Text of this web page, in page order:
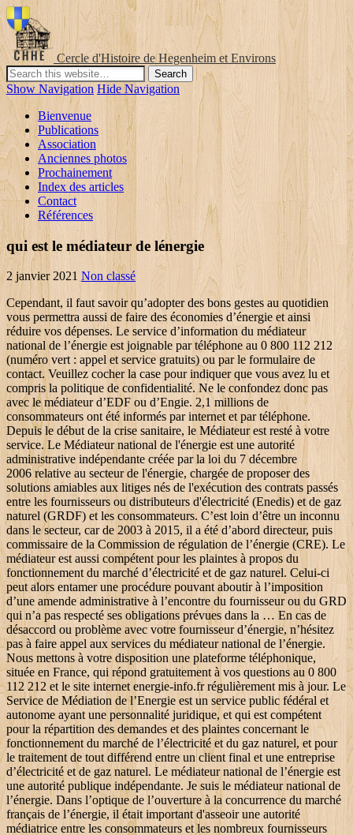
Cercle d'Histoire de Hegenheim et Environs
Show Navigation Hide Navigation
Bienvenue
Publications
Association
Anciennes photos
Prochainement
Index des articles
Contact
Références
qui est le médiateur de lénergie
2 janvier 2021 Non classé
Cependant, il faut savoir qu’adopter des bons gestes au quotidien vous permettra aussi de faire des économies d’énergie et ainsi réduire vos dépenses. Le service d’information du médiateur national de l’énergie est joignable par téléphone au 0 800 112 212 (numéro vert : appel et service gratuits) ou par le formulaire de contact. Veuillez cocher la case pour indiquer que vous avez lu et compris la politique de confidentialité. Ne le confondez donc pas avec le médiateur d’EDF ou d’Engie. 2,1 millions de consommateurs ont été informés par internet et par téléphone. Depuis le début de la crise sanitaire, le Médiateur est resté à votre service. Le Médiateur national de l'énergie est une autorité administrative indépendante créée par la loi du 7 décembre 2006 relative au secteur de l'énergie, chargée de proposer des solutions amiables aux litiges nés de l'exécution des contrats passés entre les fournisseurs ou distributeurs d'électricité (Enedis) et de gaz naturel (GRDF) et les consommateurs. C’est loin d’être un inconnu dans le secteur, car de 2003 à 2015, il a été d’abord directeur, puis commissaire de la Commission de régulation de l’énergie (CRE). Le médiateur est aussi compétent pour les plaintes à propos du fonctionnement du marché d’électricité et de gaz naturel. Celui-ci peut alors entamer une procédure pouvant aboutir à l’imposition d’une amende administrative à l’encontre du fournisseur ou du GRD qui n’a pas respecté ses obligations prévues dans la … En cas de désaccord ou problème avec votre fournisseur d’énergie, n’hésitez pas à faire appel aux services du médiateur national de l’énergie. Nous mettons à votre disposition une plateforme téléphonique, située en France, qui répond gratuitement à vos questions au 0 800 112 212 et le site internet energie-info.fr régulièrement mis à jour. Le Service de Médiation de l’Energie est un service public fédéral et autonome ayant une personnalité juridique, et qui est compétent pour la répartition des demandes et des plaintes concernant le fonctionnement du marché de l’électricité et du gaz naturel, et pour le traitement de tout différend entre un client final et une entreprise d’électricité et de gaz naturel. Le médiateur national de l’énergie est une autorité publique indépendante. Je suis le médiateur national de l’énergie. Dans l’optique de l’ouverture à la concurrence du marché français de l’énergie, il était important d'asseoir une autorité médiatrice entre les consommateurs et les nombreux fournisseurs d’én… Le Service de Médiation de l'Energie est un service fédéral et autonome ayant la personnalité juridique, compétent pour la répartition des demandes et des plaintes concernant le fonctionnement du marché d'électricité et de gaz naturel et pour le traitement de tout différend entre un client final et une entreprise d'électricité et de gaz naturel. Le médiateur a même la bonne idée de rappeler la règle, qui, s’agace-t-il, «est pourtant claire»: «le gestionnaire de réseau doit envoyer un courrier d’information 45 jours avant la pose du compteur.» Nous passerons sur Enedis, qui «affirme faire sa part» et ne s’estime pas responsable des agissements de ses sous-traitants. 20 Triton Street, Londres, NW1 3BF, Grande Bretagne – L’énergie est notre avenir, économisons-la ! Jean Gaubert est le médiateur national de l’énergie depuis novembre 2013. Le Médiateur National de l'Énergie est une autorité publique indépendante. Le médiateur national de l’énergie est une autorité publique indépendante. Premier enjeu, faire baisser drastiquement le nombre de litiges dont est saisi le médiateur, en augmentation de plus de 30% par rapport à l’année précédente, via l’incitation des opérateurs à faire preuve de plus de rigueur et de respect des procédures et de la réglementation. Appelez l'équipe du Médiateur au 0800 19 199. Qui est le médiateur national de l’énergie ? Par arrêté ministériel publié au JO du 28 novembre 2019, Olivier Challan Belval est nommé médiateur de l’énergie pour une durée de six ans. COVID19 [INFORMATION] Nos points de contact. La première utilité du médiateur national de l’énergie est de vous informer sur vos droits en tant que consommateur. La newsletter qui décrypte le monde du gaz naturel et de l'énergie ! Avoir déjà adressé une réclamation écrite à l’entreprise concernée (de préférence par recommandé avec accusé de réception), Attendre 2 mois et maximum 1 an après avoir envoyé cette réclamation, Joindre les justificatifs nécessaires (copie de courriers envoyés, factures, preuve des frais engagés, etc. Le Médiateur d’ENGIE constate qu’un grand nombre de ses requérants le sollicitent du fait de factures énergétiques trop élevées. Ne le confondez donc pas avec le médiateur d’EDF ou d’Engie. 64 % des 7 197 litiges recevables concernent l’électricité, 23 % le gaz naturel et 10 % l’électricité et le gaz. Quelles sont ses missions ? Il s'agit, par exemple, des problèmes de facture. TICGN : ce qui change au 1er janvier 2021. Si au bout de 2 mois vous n'obtenez pas de réponse ou si elle est insatisfaisante, vous pouvez saisir le médiateur national de l'énergie dans un délai maximum de 10 mois. Il a dû conserver la location de son logement précédent. Veuillez cocher la case pour indiquer que vous avez lu et compris la, Recevez l'actualité du gaz et de l'énergie, Le calendrier de déploiement 2017 de Gazpar dévoilé. Le médiateur national de l’énergie est d’ailleurs jugé efficace et compétent par les consommateurs qui y ont fait appel : 94% le recommanderaient à un proche. Sachez toutefois que certains litiges ne relèvent pas de sa compétence, c’est notamment le cas de ceux qui sont liés à la production d’électricité (vente d’électricité produite par vos panneaux solaires) ou à de mauvaises pratiques commerciales de la part des fournisseurs. Mais sa fonction principale reste de jouer le rôle du médiateur. D’autre part, il informe les consommateurs sur leurs droits et leurs démarches. Olivier Challan Belval remplace Jean Gaubert, qui occupait cette fonction depuis 2013. 59 % des recommandations sont des accords amiables. Vous pouvez saisir le médiateur national de l’énergie de 2 façons différentes : Oui, pour que votre « saisine », c’est-à-dire votre demande d’intervention du médiateur, soit recevable, vous devez respecter 3 conditions : Si vous n’êtes pas satisfait de votre fournisseur actuel d’électricité ou de gaz naturel, vous pouvez en changer très facilement sans coupure, sans démarches et sans frais. Le régulateur national de l’énergie remplit une double mission. Pour vous informer, nous mettons à votre disposition une plateforme téléphonique, qui est située en France et qui répond gratuitement à vos questions au 0 800 112 212 les TPE (de moins de 10 salariés et de moins de 2 millions d’euros de chiffre d’affaires) ; non-respect d’engagements sur les délais…. Le médiateur de l’énergie annonce une forte hausse des litiges en 2019 : +35%. Vers une hausse de la compensation stockage du gaz naturel en Avril 2021 ? Le nouveau logo du médiateur représente la médiation avec deux silhouettes qui se serrent la main pour valider un accord. En cas de non-respect de la législation, le médiateur peut transmettre le dossier au comité de direction de la CWaPE. Il est élu pour 6 ans par les ministres en charge de l’énergie et de la consommation. D’une part, il tente de régler à l’amiable les litiges entre les consommateurs et les entreprises du secteur énergétique (fournisseurs et gestionnaires de réseau de distribution). Méthanisation : quel est l’état de la production de biométhane en France en 2020 ? Le médiateur de l’énergie permet à tous les consommateurs d’être accompagnés concernant les démarches et questions liées au marché de l’énergie. Que peut-il faire pour vous ? Son fournisseur a programmé une intervention du distributeur qui ne s’est pas déplacé à deux reprises. A propos de notre service. En savoir plus. C’est la raison pour laquelle, le médiateur a décidé de réaliser une refonte de son comparateur qui existe depuis 2009. 7.197 litiges recevables sur les 22.807 reçus. Né le 3 mars 1947, agriculteur de profession, ancien député des Côtes d’Armor et ancien vice-président du Conseil général en charge des affaires économiques, Jean Gaubert préside le syndicat d'électricité de … Le médiateur national de l’énergie est un interlocuteur incontournable pour débloquer des situations compliquées nées de litiges entre consommateurs et fournisseurs ou distributeurs de gaz naturel et d’électricité. Le médiateur national de l’énergie, autorité publique indépendante qui existe depuis 2007, a changé de logo afin d’être mieux identifié comme une source d’information provenant d’une institution publique.. 6.784 recommandations émises en 70 jours en moyenne, soit un tiers de plus qu’en 2018. Derrière cette appellation se cache une équipe de quarante personnes qui délivrent des recommandations concernant les litiges avec les fournisseurs ou les distributeurs de gaz naturel et d’électricité. Le médiateur national de l’énergie est une autorité publique indépendante, chargée d’informer les consommateurs d’énergie sur leurs droits et de recommander des solutions à leurs litiges. le médiateur confirme qu’elle est juste, mais le fournisseur n’a jamais pris le temps de répondre à sa réclamation. • À la suite d’une erreur technique du distributeur ayant entraîné des coupures d’électricité, il … Le Médiateur de l’Energie est une entité publique indépendante créée par la LOI n° 2006-1537 du 7 décembre 2006. Depuis le mois de novembre 2019, le médiateur de l’énergie est Olivier Challan Belval. L’existence du comparateur du médiateur national de l’énergie a été consacrée par la loi du 8 novembre 2019 , relative à l’énergie et au climat (article 122-3 du Code de l’énergie ). Le médiateur de l'énergie a également pour mission d'informer les consommateurs sur leurs droits. 28.11.17 Pas d’accord avec votre impôt ? Contrat gaz : l’importance de lire ses conditions générales de vente, Le MaGAZine, le